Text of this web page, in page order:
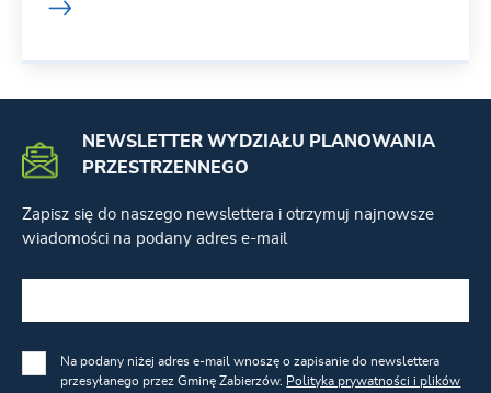
NEWSLETTER WYDZIAŁU PLANOWANIA
PRZESTRZENNEGO
Zapisz się do naszego newslettera i otrzymuj najnowsze
wiadomości na podany adres e-mail
Na podany niżej adres e-mail wnoszę o zapisanie do newslettera
przesyłanego przez Gminę Zabierzów. Polityka prywatności i plików